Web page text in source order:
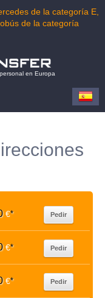
de la categoría E,
de la categoría
en Europa
€* Pedir
€* Pedir
€* Pedir